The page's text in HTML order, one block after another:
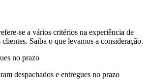
se a vários critérios na experiência de
Saiba o que levamos a consideração.
no prazo
despachados e entregues no prazo